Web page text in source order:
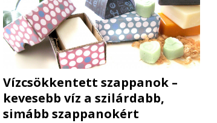
Vízcsökkentett szappanok –
kevesebb víz a szilárdabb,
simább szappanokért